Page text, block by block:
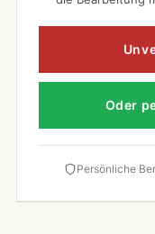
Oder
Persönliche